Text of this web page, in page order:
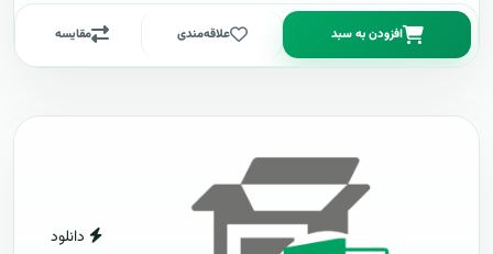
افزودن به سبد علاقه‌مندی مقایسه
دانلود